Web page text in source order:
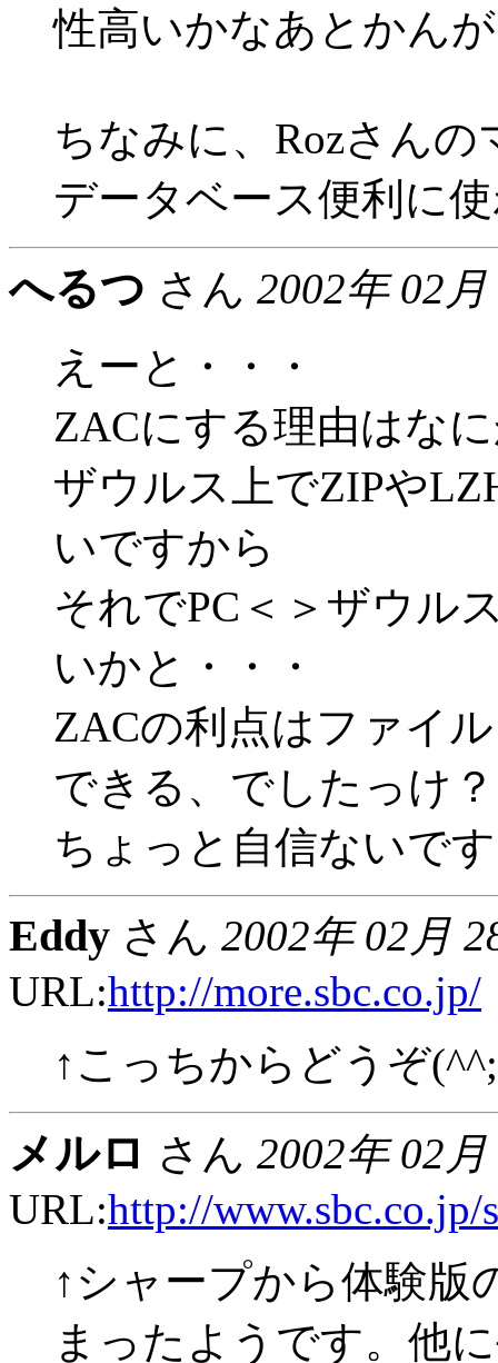
性高いかなあとかん
ちなみに、Rozさん
データベース便利に
へるつ さん 2002年 02
えーと・・・
ZACにする理由はな
ザウルス上でZIPや
いですから
それでPC＜＞ザウル
いかと・・・
ZACの利点はファイ
できる、でしたっけ？
ちょっと自信ないで
Eddy さん 2002年 02月
URL:http://more.sbc.co.jp/
↑こっちからどうぞ
メルロ さん 2002年 02
URL:http://www.sbc.co.jp/
↑シャープから体験版
まったようです。他